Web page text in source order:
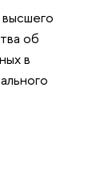
об
в